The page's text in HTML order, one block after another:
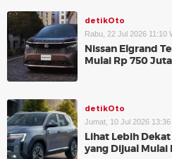
detikOto
Rabu, 22 Jul 2026 11:10
Nissan Elgrand
Mulai Rp 750
detikOto
Jumat, 10 Jul 2026 13:36
Lihat Lebih
yang Dijual Mulai